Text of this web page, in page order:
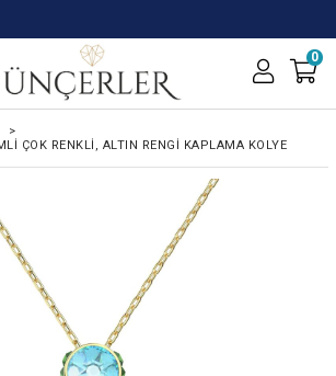
0
>
ÇOK RENKLI, ALTIN RENGI KAPLAMA KOLYE